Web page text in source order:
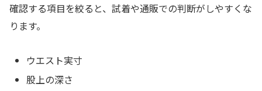
確認する項目を絞ると、試着や通販での判断がしやすくな
ります。
ウエスト実寸
股上の深さ